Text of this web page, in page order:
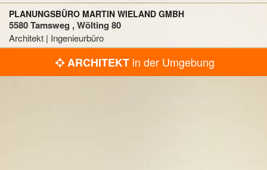
PLANUNGSBÜRO MARTIN WIELAND GMBH
5580 Tamsweg , Wölting 80
Architekt | Ingenieurbüro
ARCHITEKTin der Umgebung